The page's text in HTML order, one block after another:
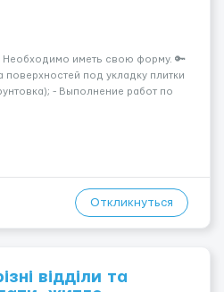
иметь свою форму. 🔑
под укладку плитки
- Выполнение работ по
и иные поверхности; - Разметка
Откликнуться
відділи та